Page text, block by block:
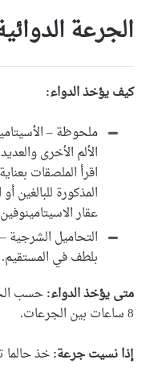
الجرعة
كيف يؤخذ الدواء:
ملحوظة –
الألم الأخرى
اقرأ الملصقات
المذكورة للبالغين
عقار
التحاميل الشرجية
بلطف في
متى يؤخذ الدواء:
8 ساعات بين الجرعات.
إذا نسيت جرعة: